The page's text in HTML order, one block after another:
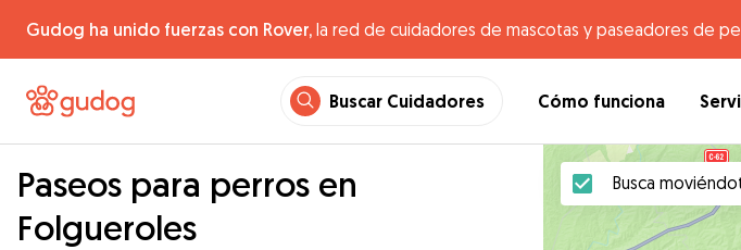
Gudog ha unido fuerzas con Rover, la red de cuidadores de mascotas y paseadores de
Buscar Cuidadores Cómo funciona
Paseos para perros en
Folgueroles
Busca